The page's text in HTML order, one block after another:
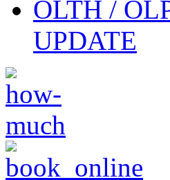
OLTH /
UPDATE